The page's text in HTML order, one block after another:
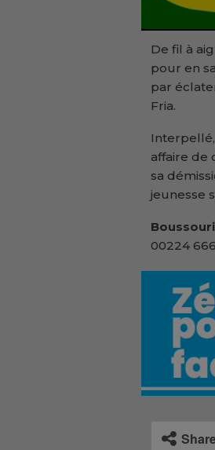
De fil à
pour en
par
Fria.
affaire de
sa
jeunesse
00224